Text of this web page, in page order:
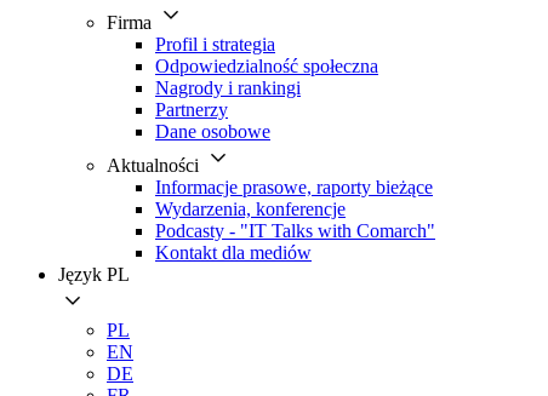
Firma
Profil i strategia
Odpowiedzialność społeczna
Nagrody i rankingi
Partnerzy
Dane osobowe
Aktualności
Informacje prasowe, raporty bieżące
Wydarzenia, konferencje
Podcasty - "IT Talks with Comarch"
Kontakt dla mediów
Język PL
PL
EN
DE